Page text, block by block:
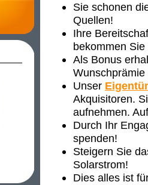
Sie schonen
Quellen!
Ihre
bekommen
Als Bonus
Unser
Akquisitoren.
aufnehmen.
Durch Ihr
spenden!
Steigern Sie
Solarstrom!
Dies alles ist